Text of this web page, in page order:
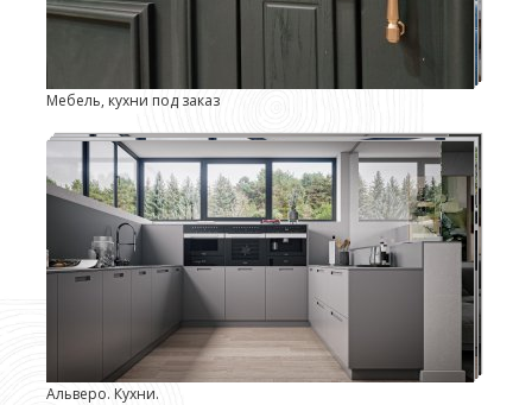
Мебель, кухни под заказ
Альверо. Кухни.